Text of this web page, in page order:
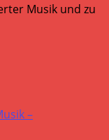
Musik und zu
–